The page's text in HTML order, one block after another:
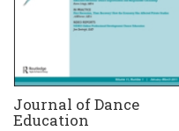
Journal of Dance
Education